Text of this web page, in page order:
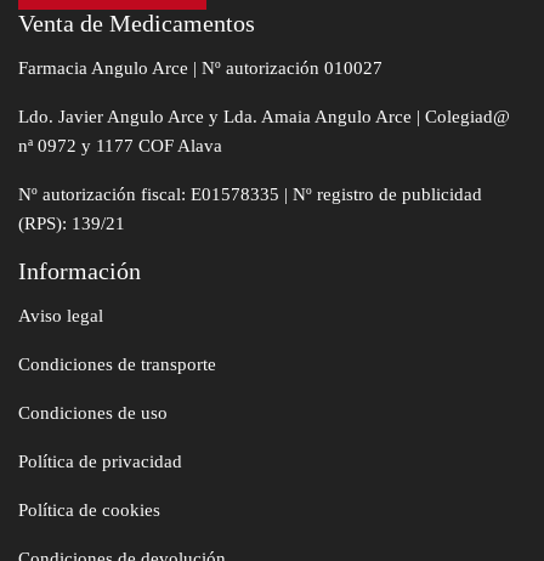
Venta de Medicamentos
Farmacia Angulo Arce | Nº autorización 010027
Ldo. Javier Angulo Arce y Lda. Amaia Angulo Arce | Colegiad@
nª 0972 y 1177 COF Alava
Nº autorización fiscal: E01578335 | Nº registro de publicidad
(RPS): 139/21
Información
Aviso legal
Condiciones de transporte
Condiciones de uso
Política de privacidad
Política de cookies